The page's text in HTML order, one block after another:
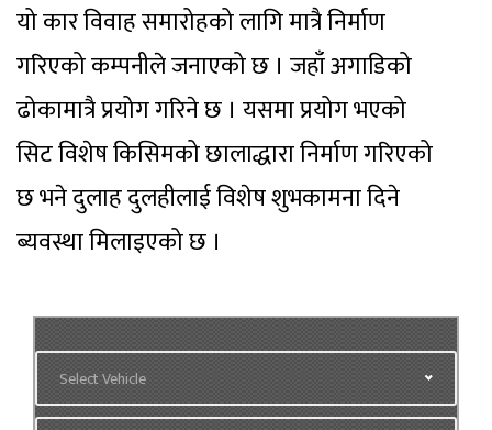
यो कार विवाह समारोहको लागि मात्रै निर्माण
गरिएको कम्पनीले जनाएको छ । जहाँ अगाडिको
ढोकामात्रै प्रयोग गरिने छ । यसमा प्रयोग भएको
सिट विशेष किसिमको छालाद्धारा निर्माण गरिएको
छ भने दुलाह दुलहीलाई विशेष शुभकामना दिने
ब्यवस्था मिलाइएको छ ।
Select Vehicle